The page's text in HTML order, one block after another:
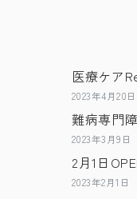
医療ケア
2023年4月20日
難病専門
2023年3月9日
2月1日
2023年2月1日